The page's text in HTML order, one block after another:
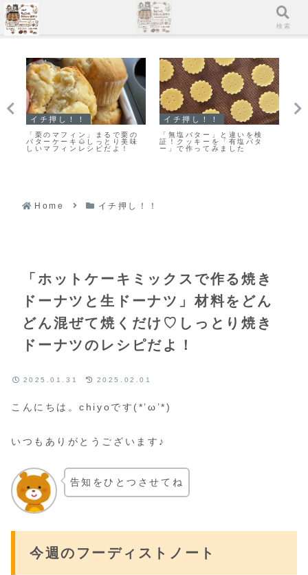
マフィン
すぐに作れる♥食べられる♥濃
厚ガトーショコラマフィン作
りました！
クッキー
また食べたくなる美味しさ♡
栗原はるみさんの塩クッキー
作ってみました！
Home イチ押し！！
「ホットケーキミックスで作る焼き
ドーナツと生ドーナツ」材料をどん
どん混ぜて焼くだけ♡しっとり焼き
ドーナツのレシピだよ！
2025.01.31 2025.02.01
こんにちは。chiyoです(*’ω’*)
いつもありがとうございます♪
告知をひとつさせてね
今週のフーディストノート
メニュー 検索